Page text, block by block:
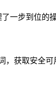
一步到位的
获取安全